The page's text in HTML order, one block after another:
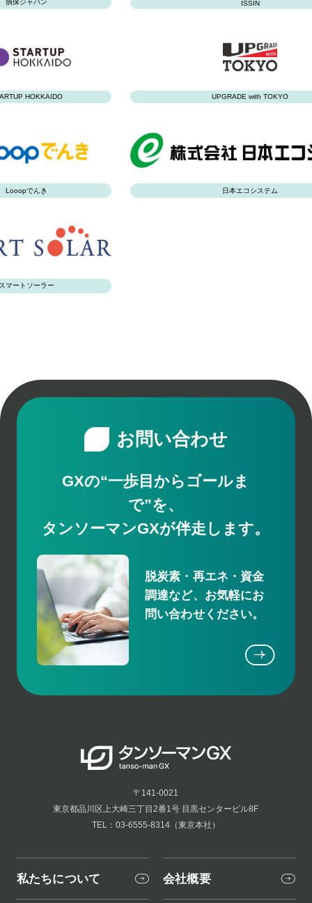
損保ジャパン ISSIN
HOKKAIDO UPGRADE with TOKYO
Looopでんき 日本エコシステム
マートソーラー
お問い合わせ
GXの“一歩目からゴールま
で”を、
タンソーマンGXが伴走します。
脱炭素・再エネ・資金
調達など、お気軽にお
問い合わせください。
〒141-0021
東京都品川区上大崎三丁目2番1号 目黒センタービル8F
TEL：03-6555-8314（東京本社）
私たちについて 会社概要